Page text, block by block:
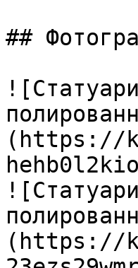
##
(https://
(https://